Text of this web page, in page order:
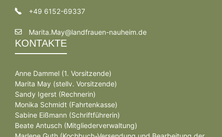
+49 6152-69337
Marita.May@landfrauen-nauheim.de
KONTAKTE
Anne Dammel (1. Vorsitzende)
Marita May (stellv. Vorsitzende)
Sandy Igerst (Rechnerin)
Monika Schmidt (Fahrtenkasse)
Sabine Eißmann (Schriftführerin)
Beate Antusch (Mitgliederverwaltung)